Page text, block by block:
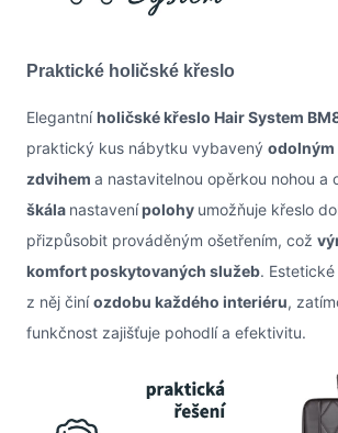
Praktické holičské křeslo
Elegantníholičské křeslo Hair System
praktický kus nábytku vybavený odolným
zdvihem a nastavitelnou opěrkou nohou a
škála nastavenípolohy umožňuje křeslo
přizpůsobit prováděným ošetřením, což
komfort poskytovaných služeb.
z něj činíozdobu každého interiéru,
funkčnost zajišťuje pohodlí a efektivitu.